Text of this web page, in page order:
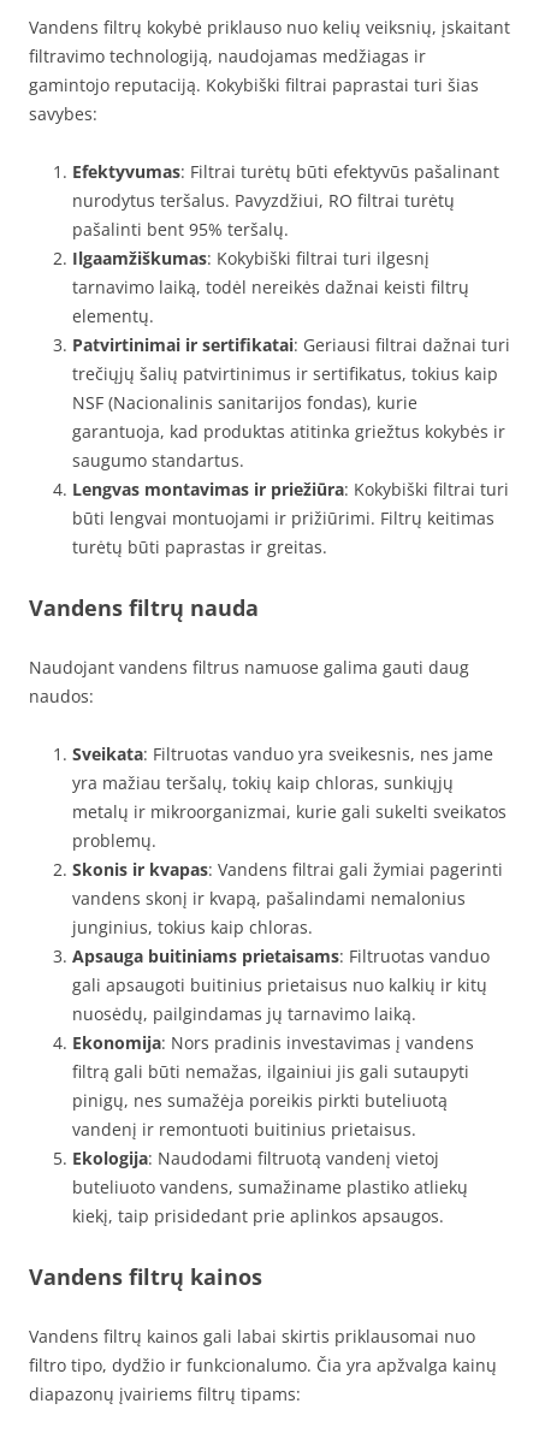
Vandens filtrų kokybė priklauso nuo kelių veiksnių, įskaitant
filtravimo technologiją, naudojamas medžiagas ir
gamintojo reputaciją. Kokybiški filtrai paprastai turi šias
savybes:
Efektyvumas: Filtrai turėtų būti efektyvūs pašalinant
nurodytus teršalus. Pavyzdžiui, RO filtrai turėtų
pašalinti bent 95% teršalų.
Ilgaamžiškumas: Kokybiški filtrai turi ilgesnį
tarnavimo laiką, todėl nereikės dažnai keisti filtrų
elementų.
Patvirtinimai ir sertifikatai: Geriausi filtrai dažnai turi
trečiųjų šalių patvirtinimus ir sertifikatus, tokius kaip
NSF (Nacionalinis sanitarijos fondas), kurie
garantuoja, kad produktas atitinka griežtus kokybės ir
saugumo standartus.
Lengvas montavimas ir priežiūra: Kokybiški filtrai turi
būti lengvai montuojami ir prižiūrimi. Filtrų keitimas
turėtų būti paprastas ir greitas.
Vandens filtrų nauda
Naudojant vandens filtrus namuose galima gauti daug
naudos:
Sveikata: Filtruotas vanduo yra sveikesnis, nes jame
yra mažiau teršalų, tokių kaip chloras, sunkiųjų
metalų ir mikroorganizmai, kurie gali sukelti sveikatos
problemų.
Skonis ir kvapas: Vandens filtrai gali žymiai pagerinti
vandens skonį ir kvapą, pašalindami nemalonius
junginius, tokius kaip chloras.
Apsauga buitiniams prietaisams: Filtruotas vanduo
gali apsaugoti buitinius prietaisus nuo kalkių ir kitų
nuosėdų, pailgindamas jų tarnavimo laiką.
Ekonomija: Nors pradinis investavimas į vandens
filtrą gali būti nemažas, ilgainiui jis gali sutaupyti
pinigų, nes sumažėja poreikis pirkti buteliuotą
vandenį ir remontuoti buitinius prietaisus.
Ekologija: Naudodami filtruotą vandenį vietoj
buteliuoto vandens, sumažiname plastiko atliekų
kiekį, taip prisidedant prie aplinkos apsaugos.
Vandens filtrų kainos
Vandens filtrų kainos gali labai skirtis priklausomai nuo
filtro tipo, dydžio ir funkcionalumo. Čia yra apžvalga kainų
diapazonų įvairiems filtrų tipams: